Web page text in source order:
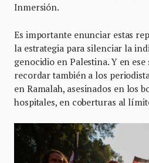
Inmersión.
Es importante enunciar estas
la estrategia para silenciar la
genocidio en Palestina. Y en
recordar también a los
en Ramalah, asesinados en los
hospitales, en coberturas al